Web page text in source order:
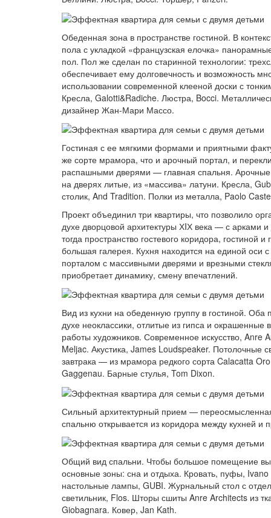
Обеденная зона в пространстве гостиной. В
пола с укладкой «французская елочка»
пол. Пол же сделан по старинной технологии:
обеспечивает ему долговечность и возможность
использовании современной клееной доски с
Кресла, Galotti&Radiche. Люстра, Bocci.
дизайнер Жан-Мари Массо.
Гостиная с ее мягкими формами и приятными
же сорте мрамора, что и арочный портал, и
распашными дверями — главная спальня. Арочные
на дверях литые, из «массива» латуни. Кресла,
столик, And Tradition. Полки из металла, Paolo
Проект объединил три квартиры, что позволило
духе дворцовой архитектуры ХIХ века — с арками
тогда пространство гостевого коридора, гостиной
большая галерея. Кухня находится на единой
порталом с массивными дверями и врезными
приобретает динамику, смену впечатлений.
Вид из кухни на обеденную группу в гостиной.
духе неоклассики, отлитые из гипса и
работы художников. Современное искусство, Anre
Meljac. Акустика, James Loudspeaker. Потолочные
завтрака — из мрамора редкого сорта Calacatta
Gaggenau. Барные стулья, Tom Dixon.
Сильный архитектурный прием —
спальню открывается из коридора между кухней и
Общий вид спальни. Чтобы большое помещение
основные зоны: сна и отдыха. Кровать, пуфы,
настольные лампы, GUBI. Журнальный стол с
светильник, Flos. Шторы сшиты Anre Architects из
Giobagnara. Ковер, Jan Kath.